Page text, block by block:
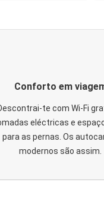
Conforto em
te com Wi-Fi
eléctricas e
para as pernas. Os
modernos são assim.